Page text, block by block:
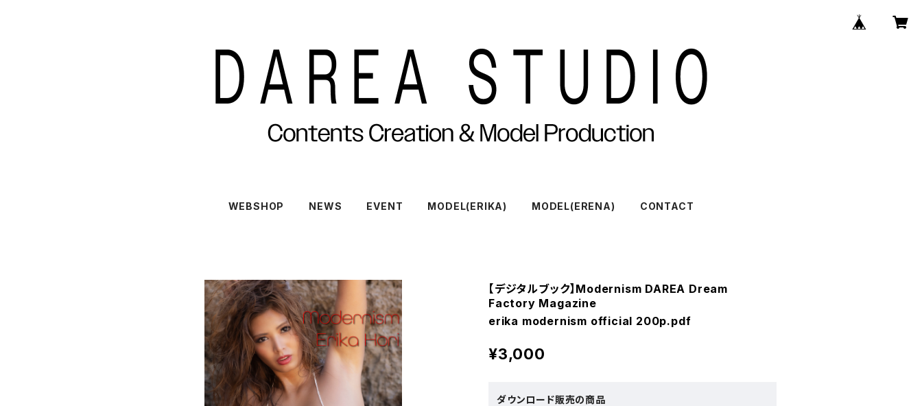
WEBSHOP NEWS EVENT MODEL(ERIKA) MODEL(ERENA) CONTACT
【デジタルブック】Modernism DAREA Dream
Factory Magazine
erika modernism official 200p.pdf
¥3,000
ダウンロード販売の商品